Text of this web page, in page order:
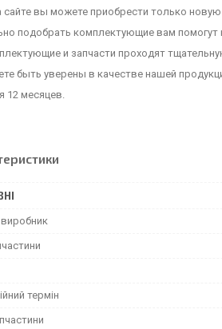
сайте вы можете приобрести только
подобрать комплектующие вам помогут
и запчасти проходят
быть уверены в качестве нашей
12 месяцев.
виробник
термін